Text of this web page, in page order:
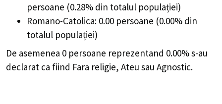
persoane (0.28% din totalul populației)
Romano-Catolica: 0.00 persoane (0.00% din
totalul populației)
De asemenea 0 persoane reprezentand 0.00% s-au
declarat ca fiind Fara religie, Ateu sau Agnostic.